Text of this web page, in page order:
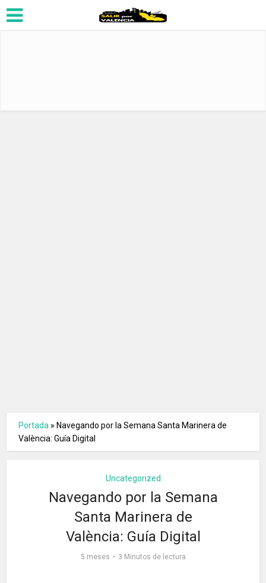
Portada » Navegando por la Semana Santa Marinera de
València: Guía Digital
Uncategorized
Navegando por la Semana
Santa Marinera de
València: Guía Digital
5 meses 3 Minutos de lectura